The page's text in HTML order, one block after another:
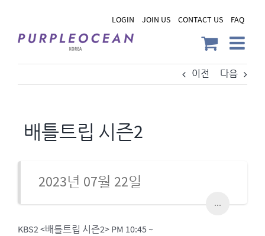
content
LOGIN JOIN US CONTACT US FAQ
이전 다음
배틀트립 시즌2
2023년 07월 22일
...
KBS2 <배틀트립 시즌2> PM 10:45 ~